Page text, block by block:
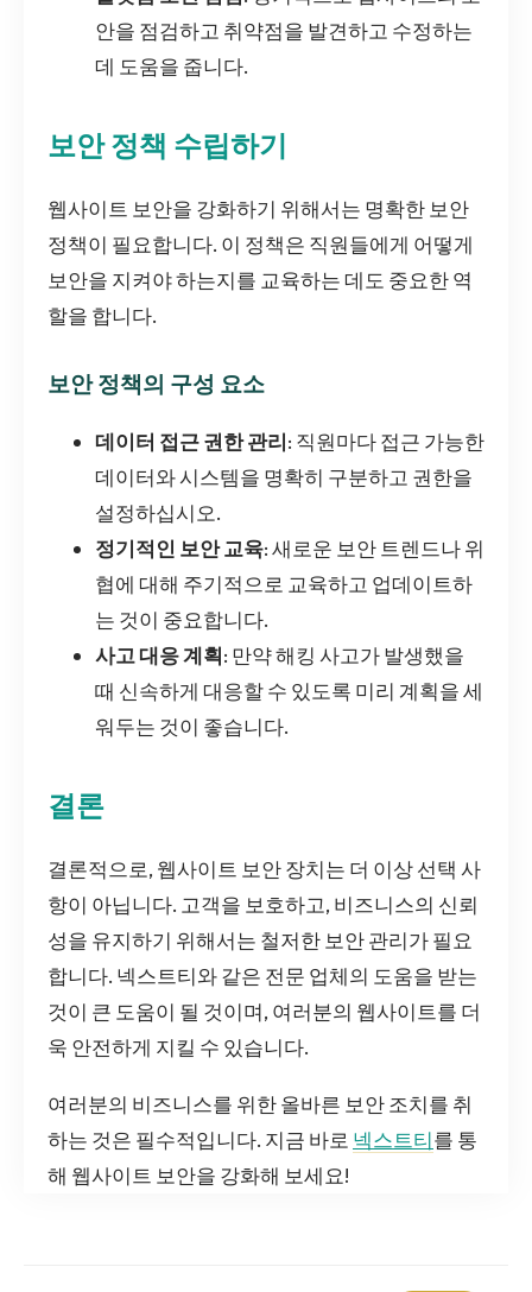
안을 점검하고 취약점을 발견하고 수정하는
데 도움을 줍니다.
보안 정책 수립하기
웹사이트 보안을 강화하기 위해서는 명확한 보안
정책이 필요합니다. 이 정책은 직원들에게 어떻게
보안을 지켜야 하는지를 교육하는 데도 중요한 역
할을 합니다.
보안 정책의 구성 요소
데이터 접근 권한 관리: 직원마다 접근 가능한
데이터와 시스템을 명확히 구분하고 권한을
설정하십시오.
정기적인 보안 교육: 새로운 보안 트렌드나 위
협에 대해 주기적으로 교육하고 업데이트하
는 것이 중요합니다.
사고 대응 계획: 만약 해킹 사고가 발생했을
때 신속하게 대응할 수 있도록 미리 계획을 세
워두는 것이 좋습니다.
결론
결론적으로, 웹사이트 보안 장치는 더 이상 선택 사
항이 아닙니다. 고객을 보호하고, 비즈니스의 신뢰
성을 유지하기 위해서는 철저한 보안 관리가 필요
합니다. 넥스트티와 같은 전문 업체의 도움을 받는
것이 큰 도움이 될 것이며, 여러분의 웹사이트를 더
욱 안전하게 지킬 수 있습니다.
여러분의 비즈니스를 위한 올바른 보안 조치를 취
하는 것은 필수적입니다. 지금 바로 넥스트티를 통
해 웹사이트 보안을 강화해 보세요!